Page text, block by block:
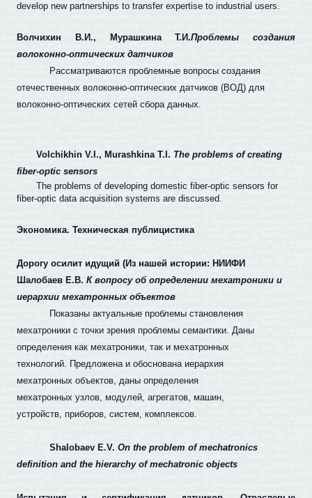
develop new partnerships to transfer expertise to industrial users.
Волчихин В.И., Мурашкина Т.И.Проблемы создания
волоконно-оптических датчиков
Рассматриваются проблемные вопросы создания
отечественных волоконно-оптических датчиков (ВОД) для
волоконно-оптических сетей сбора данных.
Volchikhin V.I., Murashkina T.I. The problems of creating
fiber-optic sensors
The problems of developing domestic fiber-optic sensors for
fiber-optic data acquisition systems are discussed.
Экономика. Техническая публицистика
Дорогу осилит идущий (Из нашей истории: НИИФИ
Шалобаев Е.В. К вопросу об определении мехатроники и
иерархии мехатронных объектов
Показаны актуальные проблемы становления
мехатроники с точки зрения проблемы семантики. Даны
определения как мехатроники, так и мехатронных
технологий. Предложена и обоснована иерархия
мехатронных объектов, даны определения
мехатронных узлов, модулей, агрегатов, машин,
устройств, приборов, систем, комплексов.
Shalobaev E.V.On the problem of mechatronics
definition and the hierarchy of mechatronic objects